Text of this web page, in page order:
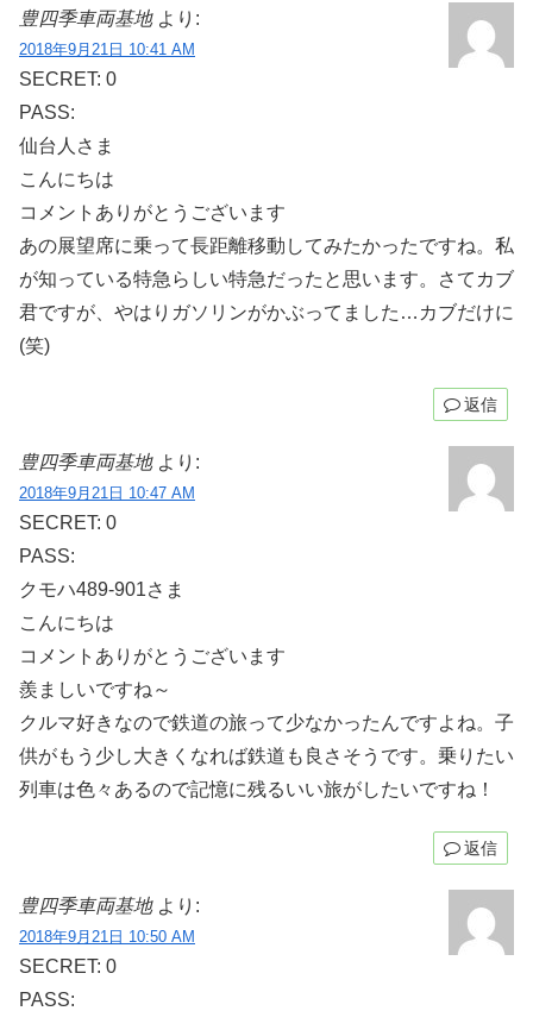
豊四季車両基地 より:
2018年9月21日 10:41 AM
SECRET: 0
PASS:
仙台人さま
こんにちは
コメントありがとうございます
あの展望席に乗って長距離移動してみたかったですね。私
が知っている特急らしい特急だったと思います。さてカブ
君ですが、やはりガソリンがかぶってました…カブだけに
(笑)
返信
豊四季車両基地 より:
2018年9月21日 10:47 AM
SECRET: 0
PASS:
クモハ489-901さま
こんにちは
コメントありがとうございます
羨ましいですね～
クルマ好きなので鉄道の旅って少なかったんですよね。子
供がもう少し大きくなれば鉄道も良さそうです。乗りたい
列車は色々あるので記憶に残るいい旅がしたいですね！
返信
豊四季車両基地 より:
2018年9月21日 10:50 AM
SECRET: 0
PASS: